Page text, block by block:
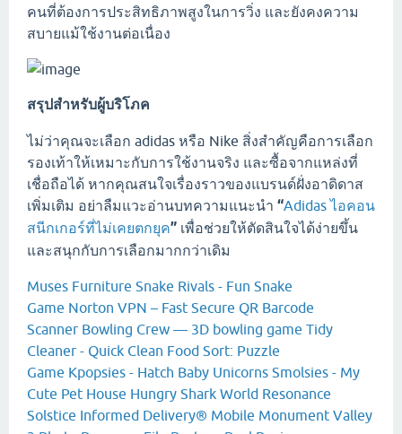
คนที่ต้องการประสิทธิภาพสูงในการวิ่ง และยังคงความ
สบายแม้ใช้งานต่อเนื่อง
สรุปสำหรับผู้บริโภค
ไม่ว่าคุณจะเลือก adidas หรือ Nike สิ่งสำคัญคือการเลือก
รองเท้าให้เหมาะกับการใช้งานจริง และซื้อจากแหล่งที่
เชื่อถือได้ หากคุณสนใจเรื่องราวของแบรนด์ฝั่งอาดิดาส
เพิ่มเติม อย่าลืมแวะอ่านบทความแนะนำ “Adidas ไอคอน
สนีกเกอร์ที่ไม่เคยตกยุค” เพื่อช่วยให้ตัดสินใจได้ง่ายขึ้น
และสนุกกับการเลือกมากกว่าเดิม
Muses Furniture Snake Rivals - Fun Snake
Game Norton VPN – Fast Secure QR Barcode
Scanner Bowling Crew — 3D bowling game Tidy
Cleaner - Quick Clean Food Sort: Puzzle
Game Kpopsies - Hatch Baby Unicorns Smolsies - My
Cute Pet House Hungry Shark World Resonance
Solstice Informed Delivery® Mobile Monument Valley